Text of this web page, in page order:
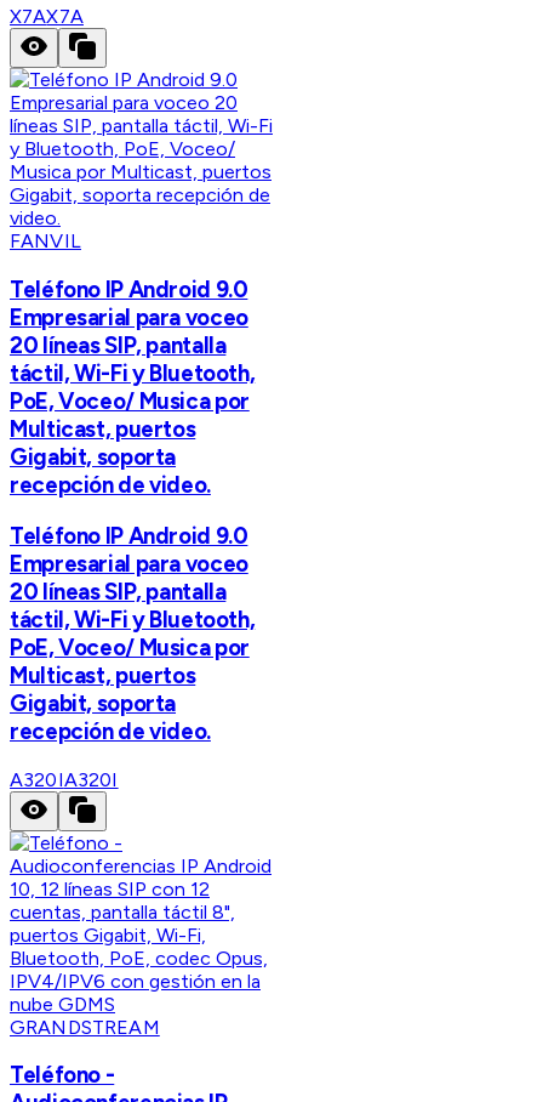
X7AX7A
FANVIL
Teléfono IP Android 9.0
Empresarial para voceo
20 líneas SIP, pantalla
táctil, Wi-Fi y Bluetooth,
PoE, Voceo/ Musica por
Multicast, puertos
Gigabit, soporta
recepción de video.
Teléfono IP Android 9.0
Empresarial para voceo
20 líneas SIP, pantalla
táctil, Wi-Fi y Bluetooth,
PoE, Voceo/ Musica por
Multicast, puertos
Gigabit, soporta
recepción de video.
A320IA320I
GRANDSTREAM
Teléfono -